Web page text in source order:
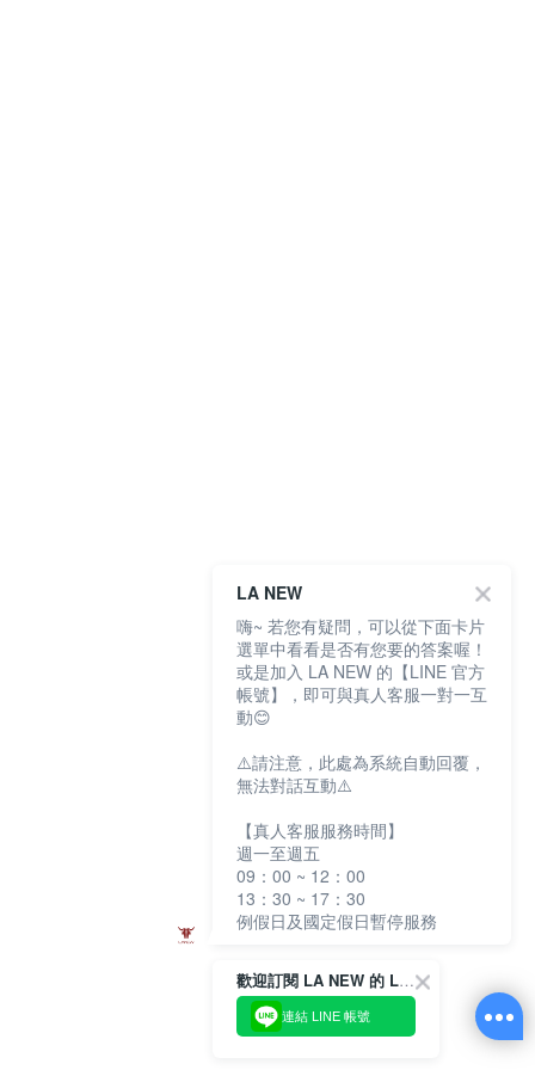
歡迎訂閱 LA NEW 的 LINE 官方帳號
連結 LINE 帳號
LA NEW
嗨~ 若您有疑問，可以從下面卡片
選單中看看是否有您要的答案喔！
或是加入 LA NEW 的【LINE 官方
帳號】，即可與真人客服一對一互
動😊
⚠️請注意，此處為系統自動回覆，
無法對話互動⚠️
【真人客服服務時間】
週一至週五
09：00 ~ 12：00
13：30 ~ 17：30
例假日及國定假日暫停服務